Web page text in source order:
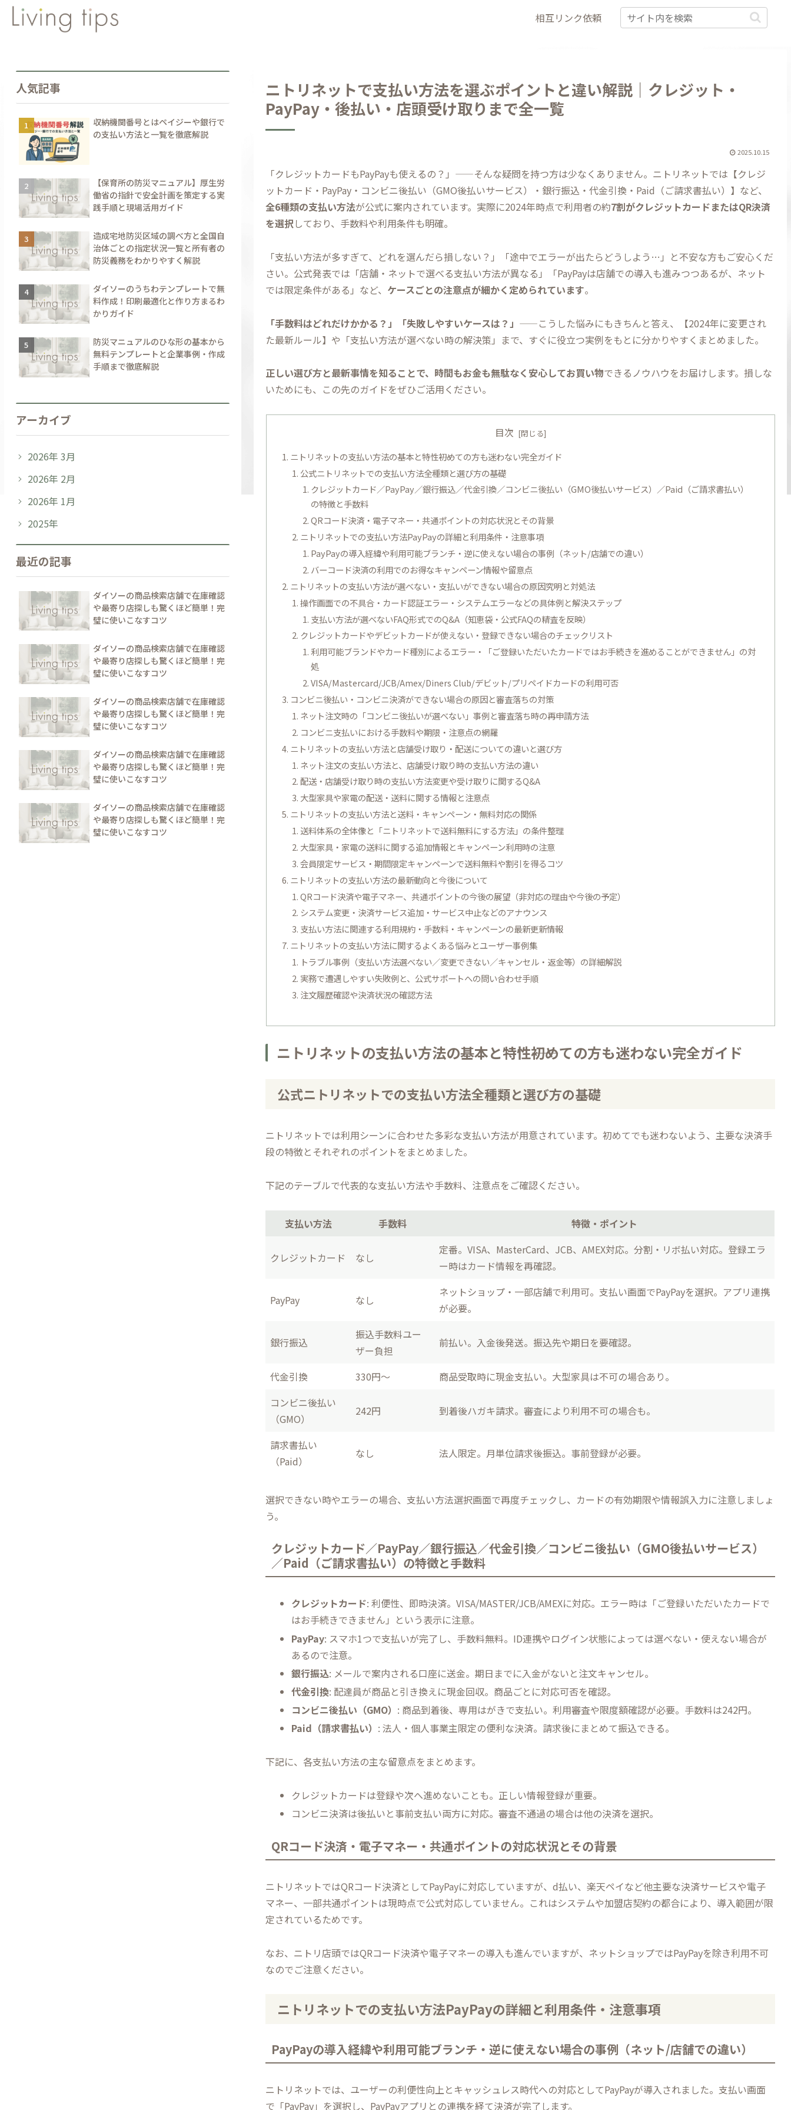
相互リンク依頼
ニトリネットで支払い方法を選ぶポイントと違い解説｜クレジット・
PayPay・後払い・店頭受け取りまで全一覧
2025.10.15
「クレジットカードもPayPayも使えるの？」——そんな疑問を持つ方は少なくありません。ニトリネットでは【クレジ
ットカード・PayPay・コンビニ後払い（GMO後払いサービス）・銀行振込・代金引換・Paid（ご請求書払い）】など、
全6種類の支払い方法が公式に案内されています。実際に2024年時点で利用者の約7割がクレジットカードまたはQR決済
を選択 しており、手数料や利用条件も明確。
「支払い方法が多すぎて、どれを選んだら損しない？」「途中でエラーが出たらどうしよう…」と不安な方もご安心くだ
さい。公式発表では「店舗・ネットで選べる支払い方法が異なる」「PayPayは店舗での導入も進みつつあるが、ネット
では限定条件がある」など、 ケースごとの注意点が細かく定められています。
「手数料はどれだけかかる？」「失敗しやすいケースは？」 ——こうした悩みにもきちんと答え、【2024年に変更され
た最新ルール】や「支払い方法が選べない時の解決策」まで、すぐに役立つ実例をもとに分かりやすくまとめました。
正しい選び方と最新事情を知ることで、時間もお金も無駄なく安心してお買い物できるノウハウをお届けします。損しな
いためにも、この先のガイドをぜひご活用ください。
目次
ニトリネットの支払い方法の基本と特性――初めての方も迷わない完全ガイド
公式ニトリネットでの支払い方法全種類と選び方の基礎
クレジットカード／PayPay／銀行振込／代金引換／コンビニ後払い（GMO後払いサービス）／Paid（ご請求書払い）
の特徴と手数料
QRコード決済・電子マネー・共通ポイントの対応状況とその背景
ニトリネットでの支払い方法PayPayの詳細と利用条件・注意事項
PayPayの導入経緯や利用可能ブランチ・逆に使えない場合の事例（ネット/店舗での違い）
バーコード決済の利用でのお得なキャンペーン情報や留意点
ニトリネットの支払い方法が選べない・支払いができない場合の原因究明と対処法
操作画面での不具合・カード認証エラー・システムエラーなどの具体例と解決ステップ
支払い方法が選べないFAQ形式でのQ&A（知恵袋・公式FAQの精査を反映）
クレジットカードやデビットカードが使えない・登録できない場合のチェックリスト
利用可能ブランドやカード種別によるエラー・「ご登録いただいたカードではお手続きを進めることができません」の対
処
VISA/Mastercard/JCB/Amex/Diners Club/デビット/プリペイドカードの利用可否
コンビニ後払い・コンビニ決済ができない場合の原因と審査落ちの対策
ネット注文時の「コンビニ後払いが選べない」事例と審査落ち時の再申請方法
コンビニ支払いにおける手数料や期限・注意点の網羅
ニトリネットの支払い方法と店舗受け取り・配送についての違いと選び方
ネット注文の支払い方法と、店舗受け取り時の支払い方法の違い
配送・店舗受け取り時の支払い方法変更や受け取りに関するQ&A
大型家具や家電の配送・送料に関する情報と注意点
ニトリネットの支払い方法と送料・キャンペーン・無料対応の関係
送料体系の全体像と「ニトリネットで送料無料にする方法」の条件整理
大型家具・家電の送料に関する追加情報とキャンペーン利用時の注意
会員限定サービス・期間限定キャンペーンで送料無料や割引を得るコツ
ニトリネットの支払い方法の最新動向と今後について
QRコード決済や電子マネー、共通ポイントの今後の展望（非対応の理由や今後の予定）
システム変更・決済サービス追加・サービス中止などのアナウンス
支払い方法に関連する利用規約・手数料・キャンペーンの最新更新情報
ニトリネットの支払い方法に関するよくある悩みとユーザー事例集
トラブル事例（支払い方法選べない／変更できない／キャンセル・返金等）の詳細解説
実務で遭遇しやすい失敗例と、公式サポートへの問い合わせ手順
注文履歴確認や決済状況の確認方法
ニトリネットの支払い方法の基本と特性――初めての方も迷わない完全ガイド
公式ニトリネットでの支払い方法全種類と選び方の基礎
ニトリネットでは利用シーンに合わせた多彩な支払い方法が用意されています。初めてでも迷わないよう、主要な決済手
段の特徴とそれぞれのポイントをまとめました。
下記のテーブルで代表的な支払い方法や手数料、注意点をご確認ください。
支払い方法 手数料 特徴・ポイント
クレジットカード なし
定番。VISA、MasterCard、JCB、AMEX対応。分割・リボ払い対応。登録エラ
ー時はカード情報を再確認。
PayPay なし
ネットショップ・一部店舗で利用可。支払い画面でPayPayを選択。アプリ連携
が必要。
銀行振込
振込手数料ユー
ザー負担
前払い。入金後発送。振込先や期日を要確認。
代金引換 330円～
商品受取時に現金支払い。大型家具は不可の場合あり。
コンビニ後払い
（GMO）
242円 到着後ハガキ請求。審査により利用不可の場合も。
請求書払い
（Paid）
なし 法人限定。月単位請求後振込。事前登録が必要。
選択できない時やエラーの場合、支払い方法選択画面で再度チェックし、カードの有効期限や情報誤入力に注意しましょ
う。
クレジットカード／PayPay／銀行振込／代金引換／コンビニ後払い（GMO後払いサービス）
／Paid（ご請求書払い）の特徴と手数料
クレジットカード: 利便性、即時決済。VISA/MASTER/JCB/AMEXに対応。エラー時は「ご登録いただいたカードで
はお手続きできません」という表示に注意。
PayPay: スマホ1つで支払いが完了し、手数料無料。ID連携やログイン状態によっては選べない・使えない場合が
あるので注意。
銀行振込: メールで案内される口座に送金。期日までに入金がないと注文キャンセル。
代金引換: 配達員が商品と引き換えに現金回収。商品ごとに対応可否を確認。
コンビニ後払い（GMO） : 商品到着後、専用はがきで支払い。利用審査や限度額確認が必要。手数料は242円。
Paid（請求書払い） : 法人・個人事業主限定の便利な決済。請求後にまとめて振込できる。
下記に、各支払い方法の主な留意点をまとめます。
クレジットカードは登録や次へ進めないことも。正しい情報登録が重要。
コンビニ決済は後払いと事前支払い両方に対応。審査不通過の場合は他の決済を選択。
QRコード決済・電子マネー・共通ポイントの対応状況とその背景
ニトリネットではQRコード決済としてPayPayに対応していますが、d払い、楽天ペイなど他主要な決済サービスや電子
マネー、一部共通ポイントは現時点で公式対応していません。これはシステムや加盟店契約の都合により、導入範囲が限
定されているためです。
なお、ニトリ店頭ではQRコード決済や電子マネーの導入も進んでいますが、ネットショップではPayPayを除き利用不可
なのでご注意ください。
ニトリネットでの支払い方法PayPayの詳細と利用条件・注意事項
PayPayの導入経緯や利用可能ブランチ・逆に使えない場合の事例（ネット/店舗での違い）
ニトリネットでは、ユーザーの利便性向上とキャッシュレス時代への対応としてPayPayが導入されました。支払い画面
で「PayPay」を選択し、PayPayアプリとの連携を経て決済が完了します。
人気記事
収納機関番号とはペイジーや銀行で
の支払い方法と一覧を徹底解説
【保育所の防災マニュアル】厚生労
働省の指針で安全計画を策定する実
践手順と現場活用ガイド
造成宅地防災区域の調べ方と全国自
治体ごとの指定状況一覧と所有者の
防災義務をわかりやすく解説
ダイソーのうちわテンプレートで無
料作成！印刷最適化と作り方まるわ
かりガイド
防災マニュアルのひな形の基本から
無料テンプレートと企業事例・作成
手順まで徹底解説
アーカイブ
2026年 3月
2026年 2月
2026年 1月
2025年
最近の記事
ダイソーの商品検索店舗で在庫確認
や最寄り店探しも驚くほど簡単！完
璧に使いこなすコツ
ダイソーの商品検索店舗で在庫確認
や最寄り店探しも驚くほど簡単！完
璧に使いこなすコツ
ダイソーの商品検索店舗で在庫確認
や最寄り店探しも驚くほど簡単！完
璧に使いこなすコツ
ダイソーの商品検索店舗で在庫確認
や最寄り店探しも驚くほど簡単！完
璧に使いこなすコツ
ダイソーの商品検索店舗で在庫確認
や最寄り店探しも驚くほど簡単！完
璧に使いこなすコツ